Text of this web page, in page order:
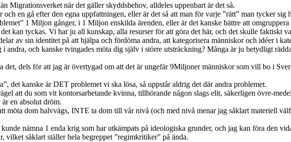
Migrationsverket när det gäller skyddsbehov, alldeles uppenbart är det så.
en gå efter den egna uppfattningen, eller är det så att man för varje ”rätt” man tycker sig
1 Miljon gånger, i 1 Miljon enskilda ärenden, eller är det kanske bättre att
kan tyckas. Vi har ju all kunskap, alla resurser för att göra det här, och det skulle faktiskt
av sin identitet på att hjälpa och fördöma andra, att kategorisera människor och idéer i
andra, och kanske tvingades möta dig själv i större utsträckning? Många är ju betydligt
det, dels för att jag är övertygad om att det är ungefär 9Miljoner människor som vill bo i
det kanske är DET problemet vi ska lösa, så uppstår aldrig det där andra problemet.
att du som vit kontorsarbetande kvinna, tillhörande någon slags elit, säkerligen övre-
en absolut dröm.
möta dom halvvägs, INTE ta dom till vår nivå (och med nivå menar jag såklart materiell
nämna 1 enda krig som har utkämpats på ideologiska grunder, och jag kan föra den
såklart ställer hela begreppet ”regimkritiker” på ända.